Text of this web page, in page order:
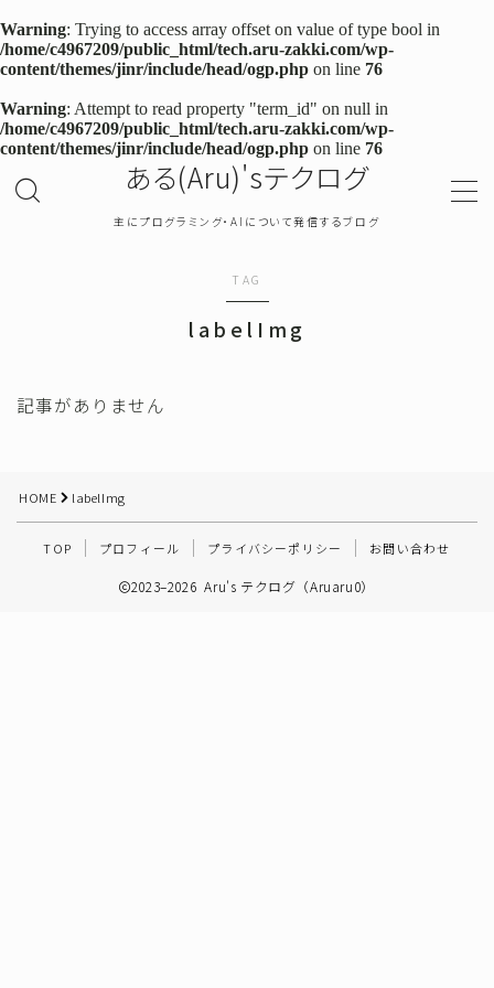
Warning: Trying to access array offset on value of type bool in
/home/c4967209/public_html/tech.aru-zakki.com/wp-
content/themes/jinr/include/head/ogp.php on line 76
Warning: Attempt to read property "term_id" on null in
/home/c4967209/public_html/tech.aru-zakki.com/wp-
content/themes/jinr/include/head/ogp.php on line 76
ある(Aru)'sテクログ
主にプログラミング・AIについて発信するブログ
MENU
TOP
プライバシーポリシー
プログラミング
その他
TAG
labelImg
記事がありません
HOME labelImg
TOP プロフィール プライバシーポリシー お問い合わせ
2023–2026 Aru's テクログ（Aruaru0）